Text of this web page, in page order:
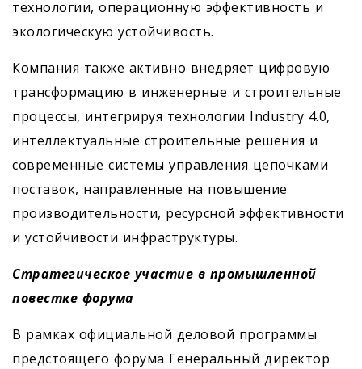
технологии, операционную эффективность и
экологическую устойчивость.
Компания также активно внедряет цифровую
трансформацию в инженерные и строительные
процессы, интегрируя технологии Industry 4.0,
интеллектуальные строительные решения и
современные системы управления цепочками
поставок, направленные на повышение
производительности, ресурсной эффективности
и устойчивости инфраструктуры.
Стратегическое участие в промышленной
повестке форума
В рамках официальной деловой программы
предстоящего форума Генеральный директор